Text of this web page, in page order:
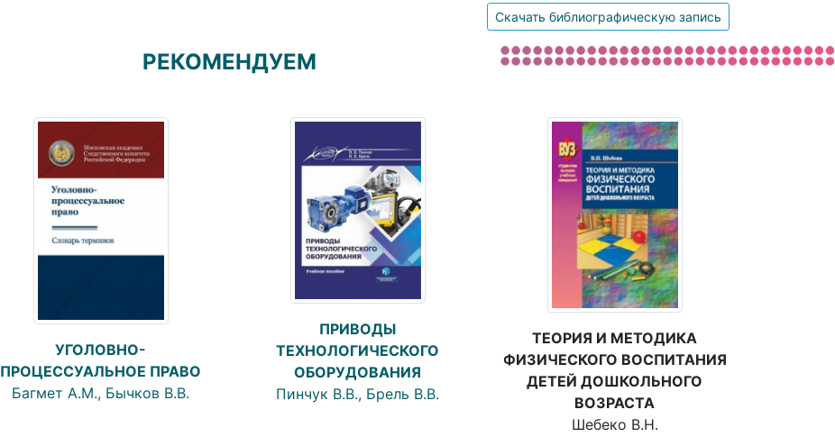
Скачать библиографическую запись
РЕКОМЕНДУЕМ
УГОЛОВНО-
ПРОЦЕССУАЛЬНОЕ ПРАВО
Багмет А.М., Бычков В.В.
ПРИВОДЫ
ТЕХНОЛОГИЧЕСКОГО
ОБОРУДОВАНИЯ
Пинчук В.В., Брель В.В.
ТЕОРИЯ И МЕТОДИКА
ФИЗИЧЕСКОГО ВОСПИТАНИЯ
ДЕТЕЙ ДОШКОЛЬНОГО
ВОЗРАСТА
Шебеко В.Н.